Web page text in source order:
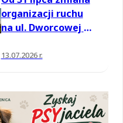
organizacji ruchu
na ul. Dworcowej w
13.07.2026 r.